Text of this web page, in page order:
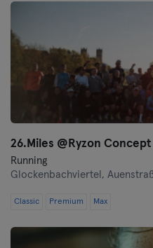
26.Miles @Ryzon
Running
Glockenbachviertel,
Classic Premium Max